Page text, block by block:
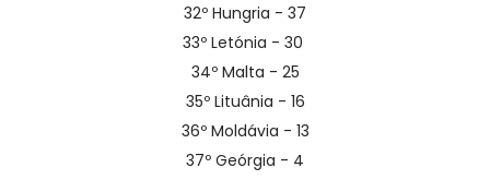
32º Hungria - 37
33º Letónia - 30
34º Malta - 25
35º Lituânia - 16
36º Moldávia - 13
37º Geórgia - 4